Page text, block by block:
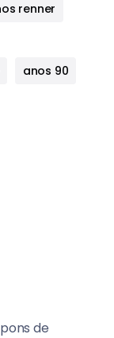
renner
anos 90
de